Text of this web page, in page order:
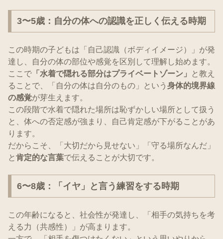
3〜5歳：自分の体への認識を正しく伝える時期
この時期の子どもは「自己認識（ボディイメージ）」が発
達し、自分の体の部位や感覚を区別して理解し始めます。
ここで 「水着で隠れる部分はプライベートゾーン」
と教え
ることで、「自分の体は自分のもの」という 身体的境界線
の感覚が芽生えます。
この段階で水着で隠れた場所は恥ずかしい場所として扱う
と、体への否定感が強まり、自己肯定感が下がることがあ
ります。
だからこそ、「大切だから見せない」「守る場所なんだ」
と肯定的な言葉で伝えることが大切です。
6〜8歳：「イヤ」と言う練習をする時期
この年齢になると、社会性が発達し、「相手の気持ちを考
える力（共感性）」が高まります。